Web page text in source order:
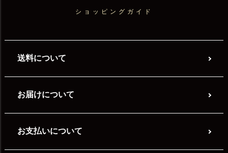
ショッピングガイド
送料について
お届けについて
お支払いについて